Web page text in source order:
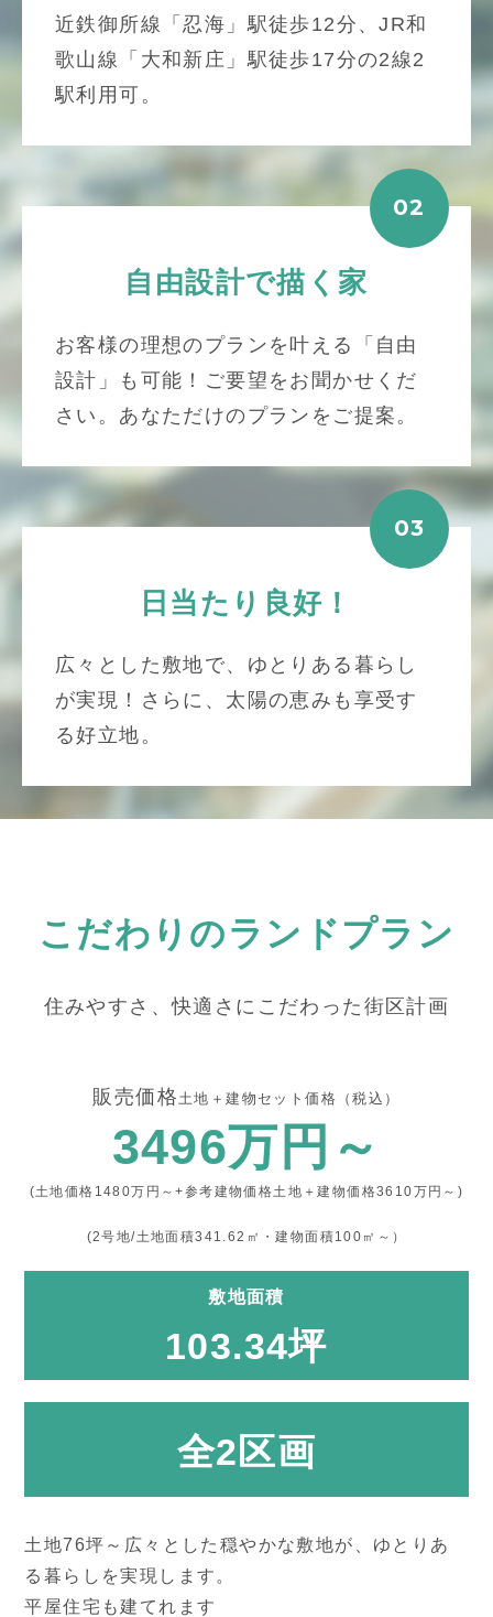
近鉄御所線「忍海」駅徒歩12分、JR和
歌山線「大和新庄」駅徒歩17分の2線2
駅利用可。
02
自由設計で描く家
お客様の理想のプランを叶える「自由
設計」も可能！ご要望をお聞かせくだ
さい。あなただけのプランをご提案。
03
日当たり良好！
広々とした敷地で、ゆとりある暮らし
が実現！さらに、太陽の恵みも享受す
る好立地。
こだわりのランドプラン
住みやすさ、快適さにこだわった街区計画
販売価格 土地＋建物セット価格（税込）
3496万円～
(土地価格1480万円～+参考建物価格土地＋建物価格3610万円～)
(2号地/土地面積341.62㎡・建物面積100㎡～）
敷地面積
103.34坪
全2区画
土地76坪～広々とした穏やかな敷地が、ゆとりあ
る暮らしを実現します。
平屋住宅も建てれます